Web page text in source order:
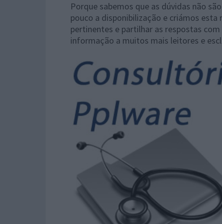
Porque sabemos que as dúvidas não
pouco a disponibilização e criámos
pertinentes e partilhar as respostas
informação a muitos mais leitores e